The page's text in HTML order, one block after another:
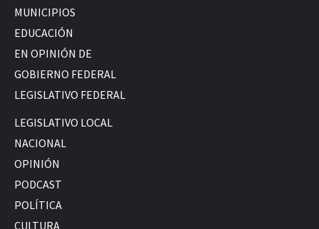
MUNICIPIOS
EDUCACIÓN
EN OPINIÓN DE
GOBIERNO FEDERAL
LEGISLATIVO FEDERAL
LEGISLATIVO LOCAL
NACIONAL
OPINIÓN
PODCAST
POLÍTICA
CULTURA